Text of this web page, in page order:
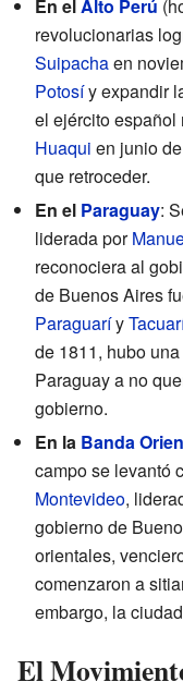
En el Alto Perú
revolucionarias
Suipachaen
Potosíy expandir
el ejército español
Huaqui en junio
que retroceder.
En el Paraguay:
liderada por
reconociera al
de Buenos Aires
Paraguaríy
de 1811, hubo
Paraguay a no
gobierno.
En la Banda
campo se levantó
Montevideo,
gobierno de
orientales,
comenzaron a
embargo, la
El